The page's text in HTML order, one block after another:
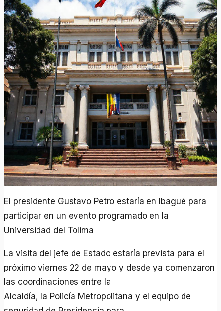
El presidente Gustavo Petro estaría en Ibagué para
participar en un evento programado en la
Universidad del Tolima
La visita del jefe de Estado estaría prevista para el
próximo viernes 22 de mayo y desde ya comenzaron
las coordinaciones entre la
Alcaldía, la Policía Metropolitana y el equipo de